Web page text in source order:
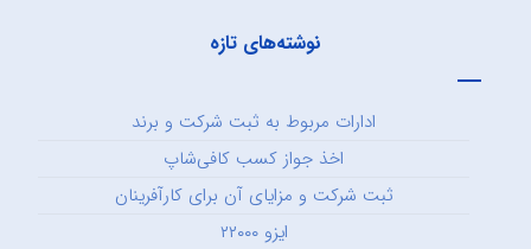
نوشته‌های تازه
ادارات مربوط به ثبت شرکت و برند
اخذ جواز کسب کافی‌شاپ
ثبت شرکت و مزایای آن برای کارآفرینان
ایزو ۲۲۰۰۰